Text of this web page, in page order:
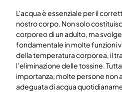
L'acqua è essenziale per il
nostro corpo. Non solo
corporeo di un adulto, ma
fondamentale in molte funzioni
della temperatura corporea, il
l’eliminazione delle tossine.
importanza, molte persone non
adeguata di acqua